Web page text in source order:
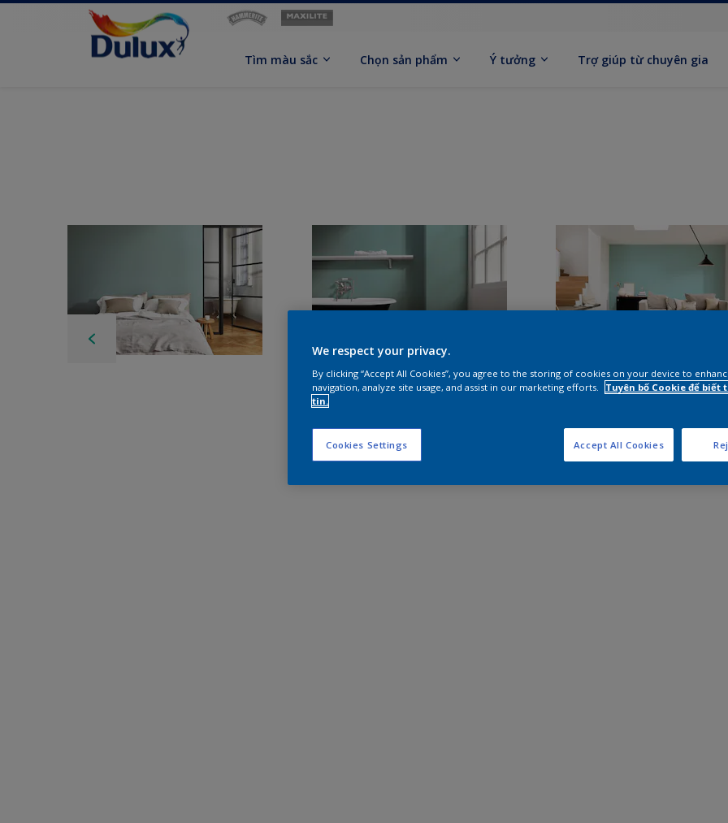
Tìm màu sắc Chọn sản phẩm Ý tưởng Trợ giúp từ chuyên gia
We respect your privacy.
By clicking “Accept All Cookies”, you agree to the storing of cookies on your device to
navigation, analyze site usage, and assist in our marketing efforts.
Tuyên bố Cookie để biết
tin.
Cookies Settings Accept All Cookies